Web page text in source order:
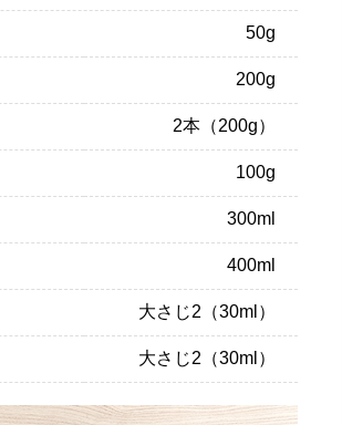
50g
200g
2本（200g）
100g
300ml
400ml
大さじ2（30ml）
大さじ2（30ml）